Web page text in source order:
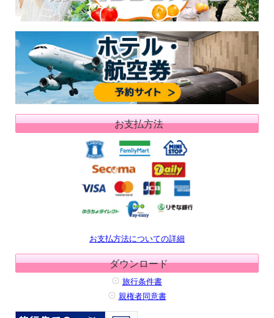
お支払方法
お支払方法についての詳細
ダウンロード
旅行条件書
親権者同意書